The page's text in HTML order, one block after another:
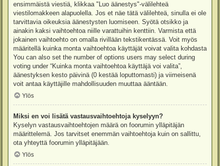
ensimmäistä viestiä, klikkaa "Luo äänestys"-välilehteä
viestilomakkeen alapuolella. Jos et näe tätä välilehteä, sinulla ei ole
tarvittavia oikeuksia äänestysten luomiseen. Syötä otsikko ja
ainakin kaksi vaihtoehtoa niille varattuihin kenttiin. Varmista että
jokainen vaihtoehto on omalla rivillään tekstikentässä. Voit myös
määritellä kuinka monta vaihtoehtoa käyttäjät voivat valita kohdasta
You can also set the number of options users may select during
voting under “Kuinka monta vaihtoehtoa käyttäjä voi valita”,
äänestyksen kesto päivinä (0 kestää loputtomasti) ja viimeisenä
voit antaa käyttäjille mahdollisuuden muuttaa ääntään.
Ylös
Miksi en voi lisätä vastausvaihtoehtoja kyselyyn?
Kyselyn vastausvaihtoehtojen määrä on foorumin ylläpitäjän
määrittelemä. Jos tarvitset enemmän vaihtoehtoja kuin on sallittu,
ota yhteyttä foorumin ylläpitäjään.
Ylös